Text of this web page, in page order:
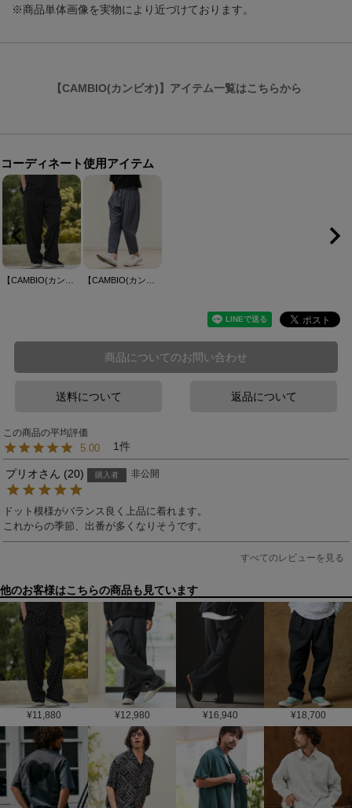
※商品単体画像を実物により近づけております。
【CAMBIO(カンビオ)】アイテム一覧はこちらから
コーディネート使用アイテム
商品についてのお問い合わせ
送料について 返品について
5.00 1
プリオ 20 購入者 非公開
ドット模様がバランス良く上品に着れます。
すべてのレビューを見る
他のお客様はこちらの商品も見ています
¥11,880 ¥12,980 ¥16,940 ¥18,700